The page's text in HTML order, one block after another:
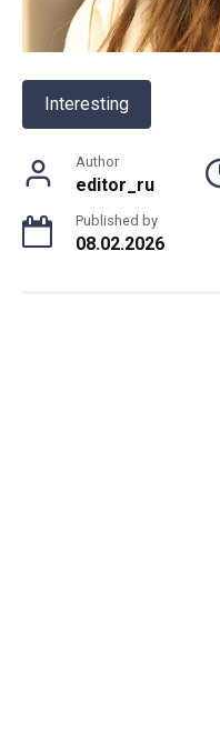
Interesting
Author
editor_ru
Published by
08.02.2026